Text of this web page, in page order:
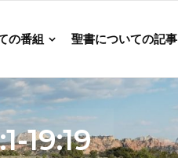
の番組 聖書についての記事
19:19